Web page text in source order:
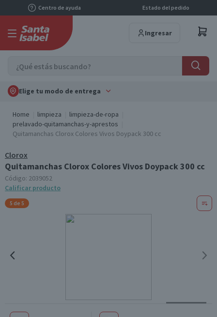
Centro de ayuda Estado del pedido
Ingresar
Elige tu modo de entrega
Home limpieza
limpieza-de-ropa
prelavado-quitamanchas-y-aprestos
Quitamanchas Clorox Colores Vivos Doypack 300 cc
Clorox
Quitamanchas Clorox Colores Vivos Doypack 300 cc
Código: 2039052
Calificar producto
5 de 5